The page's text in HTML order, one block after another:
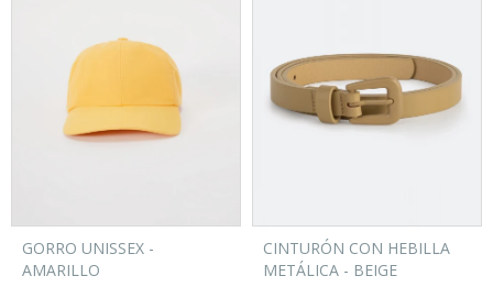
GORRO UNISSEX -
AMARILLO
CINTURÓN CON HEBILLA
METÁLICA - BEIGE